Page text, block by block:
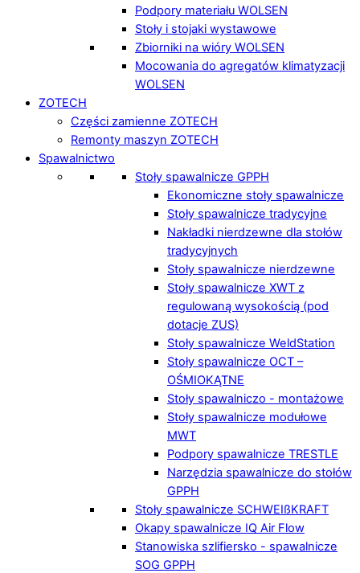
Podpory materiału WOLSEN
Stoły i stojaki wystawowe
Zbiorniki na wióry WOLSEN
Mocowania do agregatów klimatyzacji
WOLSEN
ZOTECH
Części zamienne ZOTECH
Remonty maszyn ZOTECH
Spawalnictwo
Stoły spawalnicze GPPH
Ekonomiczne stoły spawalnicze
Stoły spawalnicze tradycyjne
Nakładki nierdzewne dla stołów
tradycyjnych
Stoły spawalnicze nierdzewne
Stoły spawalnicze XWT z
regulowaną wysokością (pod
dotacje ZUS)
Stoły spawalnicze WeldStation
Stoły spawalnicze OCT –
OŚMIOKĄTNE
Stoły spawalniczo - montażowe
Stoły spawalnicze modułowe
MWT
Podpory spawalnicze TRESTLE
Narzędzia spawalnicze do stołów
GPPH
Stoły spawalnicze SCHWEIßKRAFT
Okapy spawalnicze IQ Air Flow
Stanowiska szlifiersko - spawalnicze
SOG GPPH